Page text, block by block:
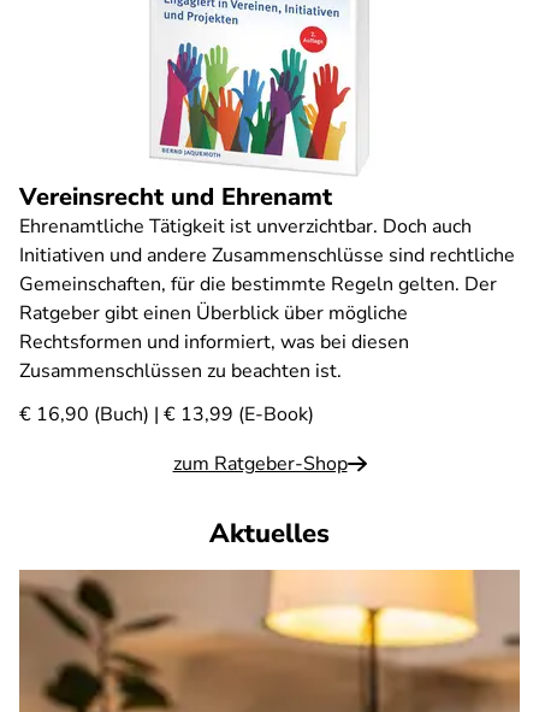
Vereinsrecht und Ehrenamt
Ehrenamtliche Tätigkeit ist unverzichtbar. Doch auch
Initiativen und andere Zusammenschlüsse sind rechtliche
Gemeinschaften, für die bestimmte Regeln gelten. Der
Ratgeber gibt einen Überblick über mögliche
Rechtsformen und informiert, was bei diesen
Zusammenschlüssen zu beachten ist.
€ 16,90 (Buch) | € 13,99 (E-Book)
zum Ratgeber-Shop
Aktuelles